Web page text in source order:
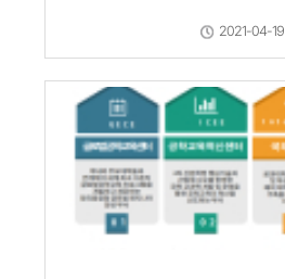
2021-04-19